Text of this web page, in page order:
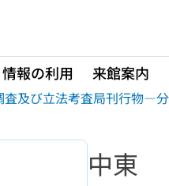
報の利用 来館案内
査及び立法考査局刊行物―
中東